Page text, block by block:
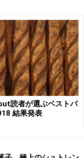
読者が選ぶベストパ
結果発表